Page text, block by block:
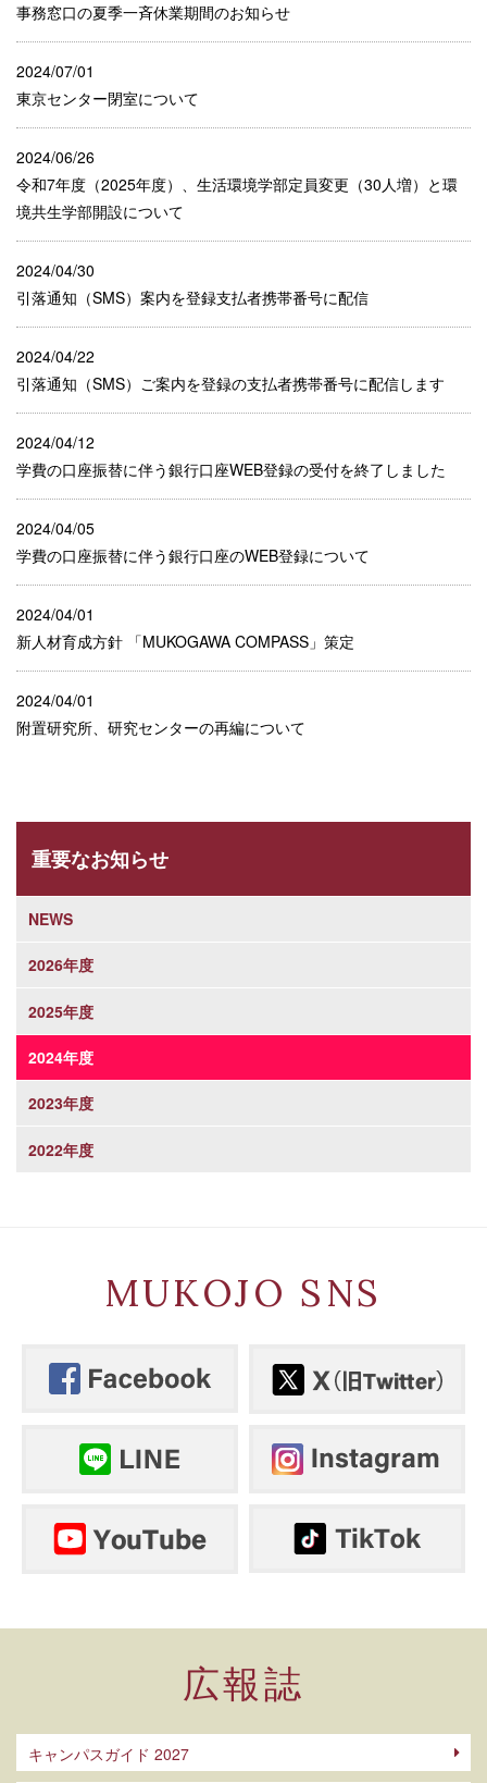
事務窓口の夏季一斉休業期間のお知らせ
2024/07/01
東京センター閉室について
2024/06/26
令和7年度（2025年度）、生活環境学部定員変更（30人増）と環
境共生学部開設について
2024/04/30
引落通知（SMS）案内を登録支払者携帯番号に配信
2024/04/22
引落通知（SMS）ご案内を登録の支払者携帯番号に配信します
2024/04/12
学費の口座振替に伴う銀行口座WEB登録の受付を終了しました
2024/04/05
学費の口座振替に伴う銀行口座のWEB登録について
2024/04/01
新人材育成方針 「MUKOGAWA COMPASS」策定
2024/04/01
附置研究所、研究センターの再編について
重要なお知らせ
NEWS
2026年度
2025年度
2024年度
2023年度
2022年度
MUKOJO SNS
広報誌
キャンパスガイド 2027